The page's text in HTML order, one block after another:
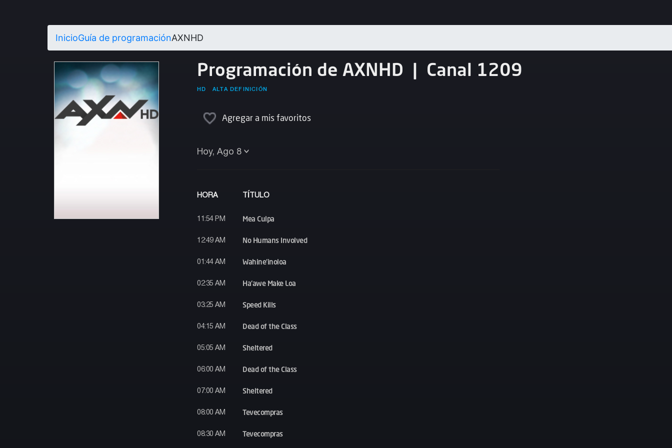
InicioGuía de programaciónAXNHD
Programación de AXNHD | Canal 1209
HD ALTA DEFINICIÓN
Agregar a mis favoritos
Hoy, Ago 8
HORA TÍTULO
11:54 PM Mea Culpa
12:49 AM No Humans Involved
01:44 AM Wahine'inoloa
02:35 AM Ha'awe Make Loa
03:25 AM Speed Kills
04:15 AM Dead of the Class
05:05 AM Sheltered
06:00 AM Dead of the Class
07:00 AM Sheltered
08:00 AM Tevecompras
08:30 AM Tevecompras